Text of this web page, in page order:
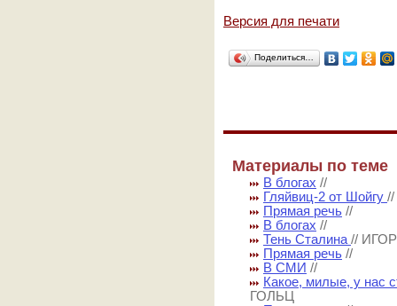
Версия для печати
Поделиться…
Материалы по теме
В блогах //
Гляйвиц-2 от Шойгу
Прямая речь //
В блогах //
Тень Сталина //
Прямая речь //
В СМИ //
Какое, милые, у нас
ГОЛЬЦ